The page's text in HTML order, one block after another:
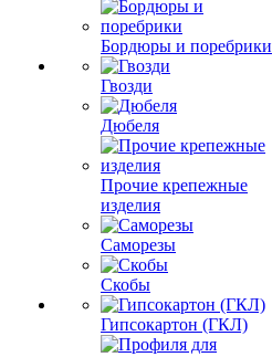
Бордюры и поребрики
Гвозди
Дюбеля
Прочие крепежные
изделия
Саморезы
Скобы
Гипсокартон (ГКЛ)